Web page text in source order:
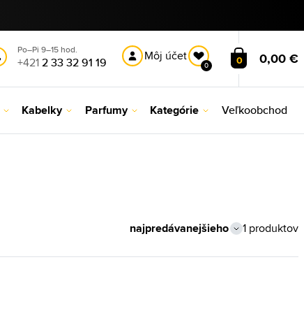
Po–Pi 9–15 hod.
+4212 33 32 91 19 Môj účet
0 0 0,00 €
Kabelky Parfumy Kategórie Veľkoobchod
1 produktov